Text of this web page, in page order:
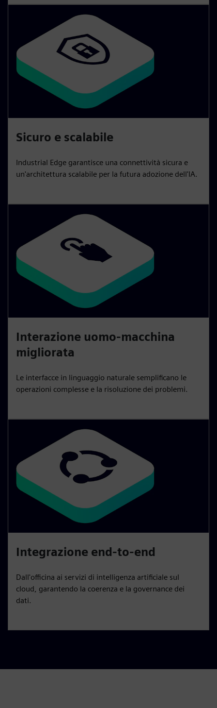
Sicuro e scalabile
Industrial Edge garantisce una connettività sicura e
un'architettura scalabile per la futura adozione dell'IA.
Interazione uomo-macchina
migliorata
Le interfacce in linguaggio naturale semplificano le
operazioni complesse e la risoluzione dei problemi.
Integrazione end-to-end
Dall'officina ai servizi di intelligenza artificiale sul
cloud, garantendo la coerenza e la governance dei
dati.